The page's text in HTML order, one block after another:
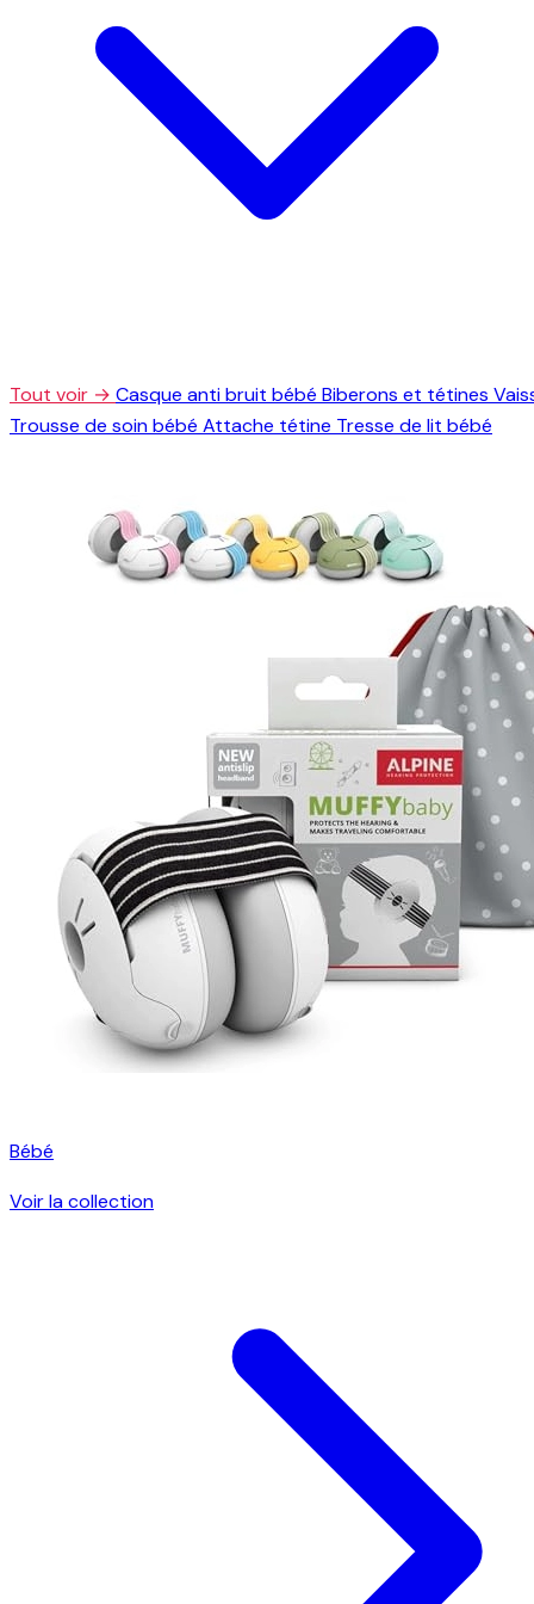
Tout voir → Casque anti bruit bébé Biberons et tétines
Trousse de soin bébé Attache tétine Tresse de lit bébé
Bébé
Voir la collection